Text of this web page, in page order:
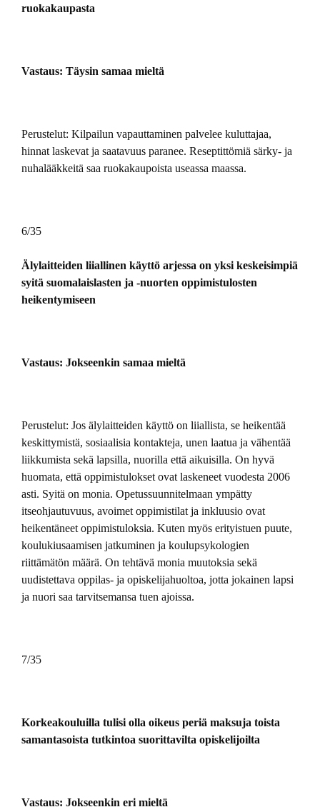
ruokakaupasta
Vastaus: Täysin samaa mieltä
Perustelut: Kilpailun vapauttaminen palvelee kuluttajaa,
hinnat laskevat ja saatavuus paranee. Reseptittömiä särky- ja
nuhalääkkeitä saa ruokakaupoista useassa maassa.
6/35
Älylaitteiden liiallinen käyttö arjessa on yksi keskeisimpiä
syitä suomalaislasten ja -nuorten oppimistulosten
heikentymiseen
Vastaus: Jokseenkin samaa mieltä
Perustelut: Jos älylaitteiden käyttö on liiallista, se heikentää
keskittymistä, sosiaalisia kontakteja, unen laatua ja vähentää
liikkumista sekä lapsilla, nuorilla että aikuisilla. On hyvä
huomata, että oppimistulokset ovat laskeneet vuodesta 2006
asti. Syitä on monia. Opetussuunnitelmaan ympätty
itseohjautuvuus, avoimet oppimistilat ja inkluusio ovat
heikentäneet oppimistuloksia. Kuten myös erityistuen puute,
koulukiusaamisen jatkuminen ja koulupsykologien
riittämätön määrä. On tehtävä monia muutoksia sekä
uudistettava oppilas- ja opiskelijahuoltoa, jotta jokainen lapsi
ja nuori saa tarvitsemansa tuen ajoissa.
7/35
Korkeakouluilla tulisi olla oikeus periä maksuja toista
samantasoista tutkintoa suorittavilta opiskelijoilta
Vastaus: Jokseenkin eri mieltä